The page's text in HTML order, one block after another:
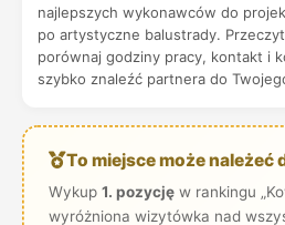
najlepszych wykonawców do
po artystyczne balustrady.
porównaj godziny pracy, kontakt i
szybko znaleźć partnera do
To miejsce może należeć
Wykup 1. pozycjęw rankingu
wyróżniona wizytówka nad